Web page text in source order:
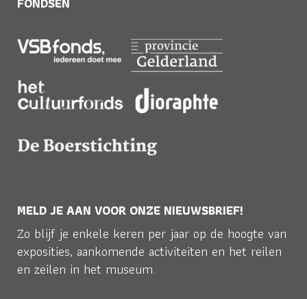
MELD JE AAN VOOR ONZE NIEUWSBRIEF!
Zo blijf je enkele keren per jaar op de hoogte van
exposities, aankomende activiteiten en het reilen
en zeilen in het museum.